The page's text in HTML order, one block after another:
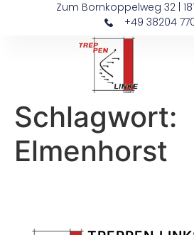
Zum Bornkoppelweg 32 |
+49 38204
Schlagwort:
Elmenhorst